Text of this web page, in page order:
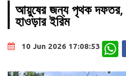
আয়ুষের জন্য পৃথক
হাওড়ার ইরিম
10 Jun 2026 17:08:53